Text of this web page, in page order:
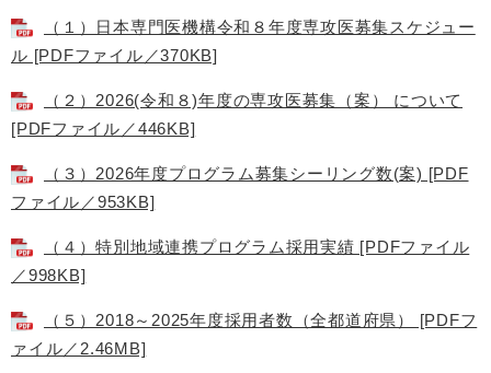
（１）日本専門医機構令和８年度専攻医募集スケジュー
ル [PDFファイル／370KB]
（２）2026(令和８)年度の専攻医募集（案） について
[PDFファイル／446KB]
（３）2026年度プログラム募集シーリング数(案) [PDF
ファイル／953KB]
（４）特別地域連携プログラム採用実績 [PDFファイル
／998KB]
（５）2018～2025年度採用者数（全都道府県） [PDFフ
ァイル／2.46MB]